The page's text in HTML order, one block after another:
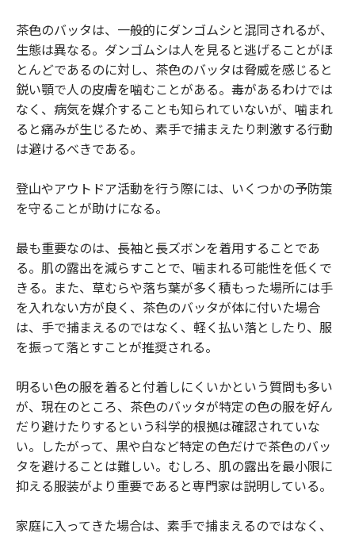
茶色のバッタは、一般的にダンゴムシと混同されるが、
生態は異なる。ダンゴムシは人を見ると逃げることがほ
とんどであるのに対し、茶色のバッタは脅威を感じると
鋭い顎で人の皮膚を噛むことがある。毒があるわけでは
なく、病気を媒介することも知られていないが、噛まれ
ると痛みが生じるため、素手で捕まえたり刺激する行動
は避けるべきである。
登山やアウトドア活動を行う際には、いくつかの予防策
を守ることが助けになる。
最も重要なのは、長袖と長ズボンを着用することであ
る。肌の露出を減らすことで、噛まれる可能性を低くで
きる。また、草むらや落ち葉が多く積もった場所には手
を入れない方が良く、茶色のバッタが体に付いた場合
は、手で捕まえるのではなく、軽く払い落としたり、服
を振って落とすことが推奨される。
明るい色の服を着ると付着しにくいかという質問も多い
が、現在のところ、茶色のバッタが特定の色の服を好ん
だり避けたりするという科学的根拠は確認されていな
い。したがって、黒や白など特定の色だけで茶色のバッ
タを避けることは難しい。むしろ、肌の露出を最小限に
抑える服装がより重要であると専門家は説明している。
家庭に入ってきた場合は、素手で捕まえるのではなく、